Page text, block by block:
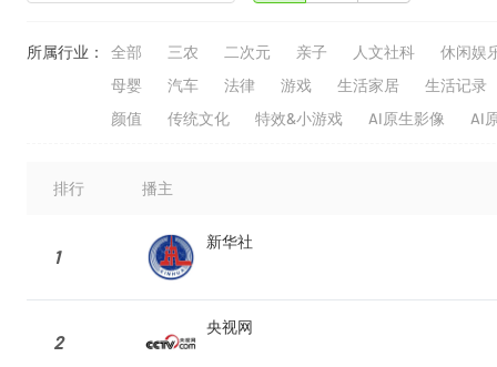
所属行业： 全部 三农 二次元 亲子 人文社科
休闲娱
母婴
汽车 法律 游戏 生活家居
生活记录
颜值
传统文化 特效&小游戏 AI原生影像 AI
排行 播主
1
新华社
2
央视网